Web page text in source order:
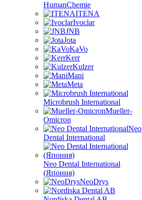
HumanChemie
ITENA
Ivoclar
JNB
Jota
KaVo
Kerr
Kulzer
Mani
Meta
Microbrush International
Mueller-
Omicron
Neo
Dental International
Neo Dental International
(Япония)
NeoDrys